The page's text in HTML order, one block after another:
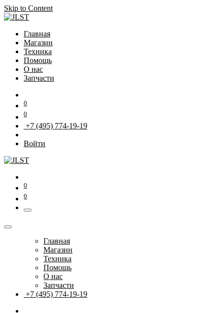
Skip to Content
Главная
Магазин
Техника
Помощь
О нас
Запчасти
0
0
+7 (495) 774-19-19
Войти
0
0
Главная
Магазин
Техника
Помощь
О нас
Запчасти
+7 (495) 774-19-19